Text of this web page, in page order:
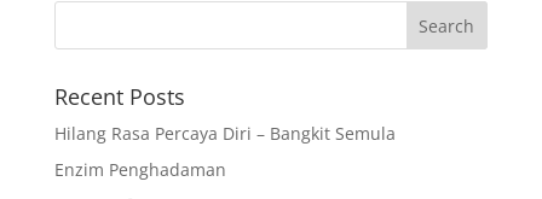
Recent Posts
Hilang Rasa Percaya Diri – Bangkit Semula
Enzim Penghadaman